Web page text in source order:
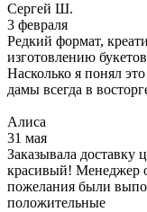
Сергей Ш.
3 февраля
Редкий формат,
изготовлению
Насколько я понял
дамы всегда в
Алиса
31 мая
Заказывала доставку
красивый! Менеджер
пожелания были
положительные